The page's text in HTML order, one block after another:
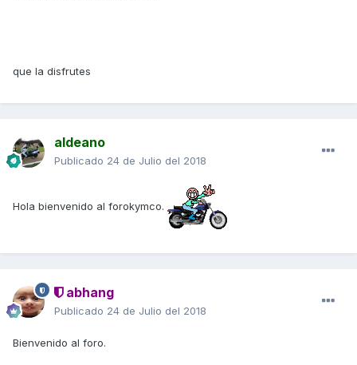
que la disfrutes
aldeano
Publicado 24 de Julio del 2018
Hola bienvenido al forokymco.
abhang
Publicado 24 de Julio del 2018
Bienvenido al foro.